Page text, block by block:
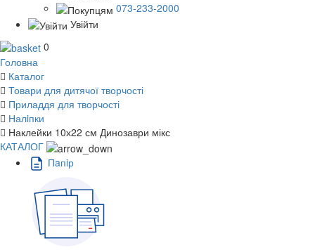
073-233-2000
Увійти
0
Головна
Каталог
Товари для дитячої творчості
Приладдя для творчості
Налiпки
Наклейки 10х22 см Динозаври мікс
КАТАЛОГ
Пaпiр